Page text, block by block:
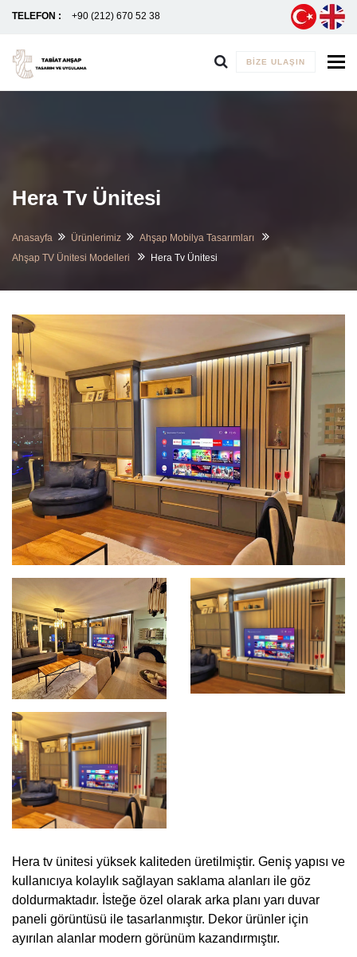
TELEFON : +90 (212) 670 52 38
BIZE ULAŞIN
Hera Tv Ünitesi
Anasayfa Ürünlerimiz
Ahşap Mobilya Tasarımları
Ahşap TV Ünitesi Modelleri
Hera Tv Ünitesi
Hera tv ünitesi yüksek kaliteden üretilmiştir. Geniş yapısı ve
kullanıcıya kolaylık sağlayan saklama alanları ile göz
doldurmaktadır. İsteğe özel olarak arka planı yarı duvar
paneli görüntüsü ile tasarlanmıştır. Dekor ürünler için
ayırılan alanlar modern görünüm kazandırmıştır.